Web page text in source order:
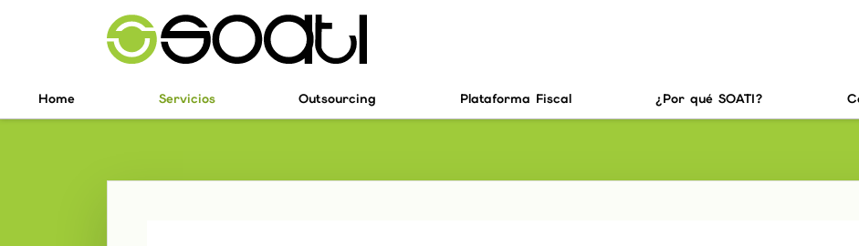
Home Servicios Outsourcing Plataforma Fiscal ¿Por qué SOATI?